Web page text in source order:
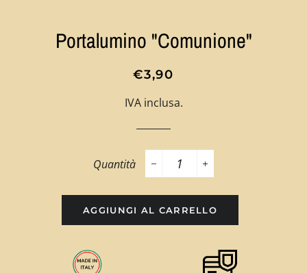
Portalumino "Comunione"
Prezzo
listino
Prezzo
€3,90
IVA inclusa.
Quantità
−
+
AGGIUNGI AL CARRELLO